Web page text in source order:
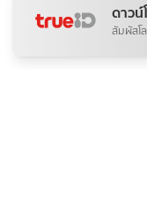
ดาว
สัมผัสโ